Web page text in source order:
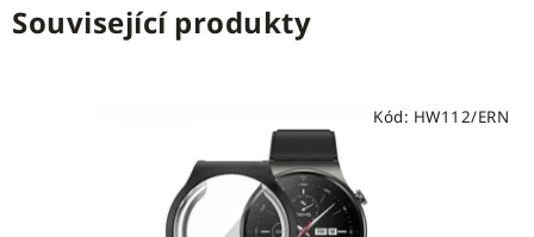
Související produkty
Kód: HW112/ERN